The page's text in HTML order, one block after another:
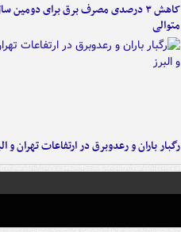
کاهش ۳ درصدی مصرف برق برای دومین
متوالی
رگبار باران و رعدوبرق در ارتفاعات تهران و